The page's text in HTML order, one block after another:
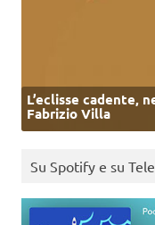
L’eclisse cadente,
Fabrizio Villa
Su Spotify e su